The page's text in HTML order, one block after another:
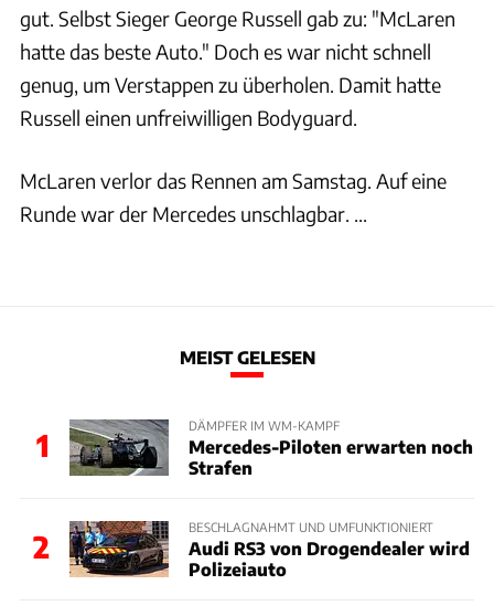
gut. Selbst Sieger George Russell gab zu: "McLaren
hatte das beste Auto." Doch es war nicht schnell
genug, um Verstappen zu überholen. Damit hatte
Russell einen unfreiwilligen Bodyguard.
McLaren verlor das Rennen am Samstag. Auf eine
Runde war der Mercedes unschlagbar. ...
MEIST GELESEN
1
DÄMPFER IM WM-KAMPF
Mercedes-Piloten erwarten noch
Strafen
2
BESCHLAGNAHMT UND UMFUNKTIONIERT
Audi RS3 von Drogendealer wird
Polizeiauto